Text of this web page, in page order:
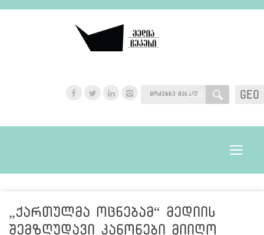
GEO
GEO
Toggle
„ქართულმა ოცნებამ“ მედიის
შემზღუდავი კანონები მიიღო